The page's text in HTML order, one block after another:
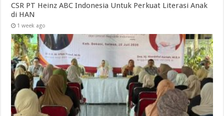
CSR PT Heinz ABC Indonesia Untuk Perkuat Literasi Anak
di HAN
1 week ago